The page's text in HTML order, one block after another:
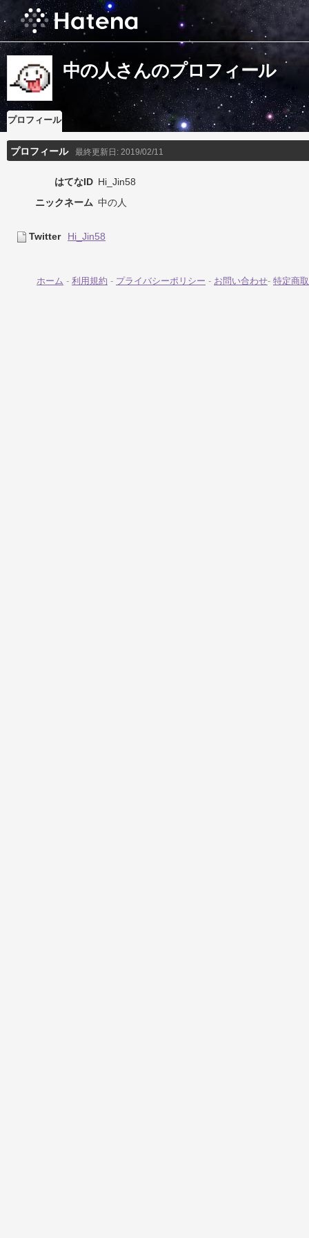
中の人さんのプロフィール
プロフィール
プロフィール 最終更新日: 2019/02/11
はてなID Hi_Jin58
ニックネーム 中の人
Twitter Hi_Jin58
ホーム - 利用規約 - プライバシーポリシー - お問い合わせ- 特定商